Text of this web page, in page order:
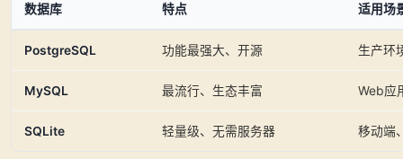
数据库 特点 适用场
PostgreSQL 功能最强大、开源 生产环
MySQL 最流行、生态丰富 Web应
SQLite 轻量级、无需服务器 移动端